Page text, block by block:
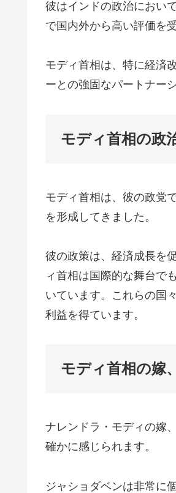
彼はインドの政治におい
で国内外から高い評価を
モディ首相は、特に経済
ーとの強固なパートナー
モディ首相の政
モディ首相は、彼の政党
を形成してきました。
彼の政策は、経済成長を
ィ首相は国際的な舞台で
いています。これらの国
利益を得ています。
モディ首相の嫁
ナレンドラ・モディの嫁
確かに感じられます。
ジャショダベンは非常に